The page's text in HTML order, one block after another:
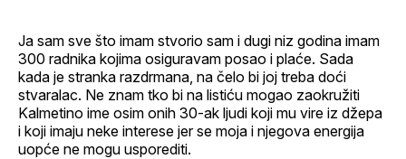
Ja sam sve što imam stvorio sam i dugi niz godina imam
300 radnika kojima osiguravam posao i plaće. Sada
kada je stranka razdrmana, na čelo bi joj treba doći
stvaralac. Ne znam tko bi na listiću mogao zaokružiti
Kalmetino ime osim onih 30-ak ljudi koji mu vire iz džepa
i koji imaju neke interese jer se moja i njegova energija
uopće ne mogu usporediti.